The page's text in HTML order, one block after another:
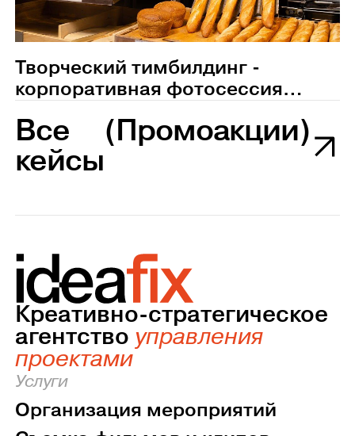
Творческий тимбилдинг -
корпоративная фотосессия
Пятерочка
Все
кейсы
(Промоакции)
Креативно-стратегическое
агентство управления
проектами
Услуги
Организация мероприятий